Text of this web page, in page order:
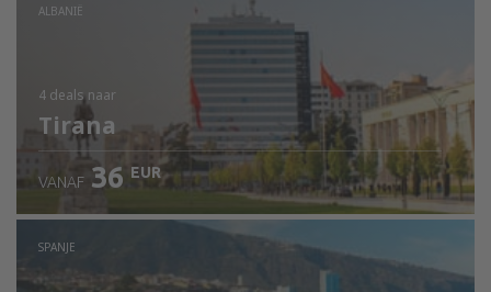
ALBANIË
4 deals naar
Tirana
VANAF 36 EUR
SPANJE